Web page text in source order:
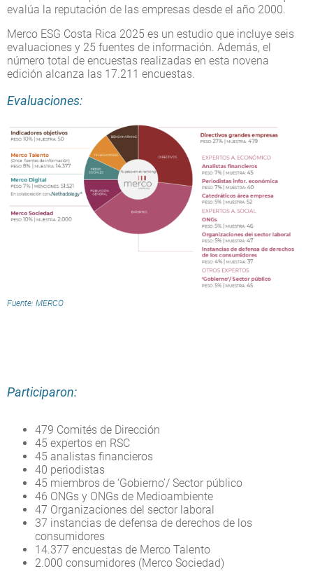
evalúa la reputación de las empresas desde el año 2000.
Merco ESG Costa Rica 2025 es un estudio que incluye seis
evaluaciones y 25 fuentes de información. Además, el
número total de encuestas realizadas en esta novena
edición alcanza las 17.211 encuestas.
Evaluaciones:
Fuente: MERCO
Participaron:
479 Comités de Dirección
45 expertos en RSC
45 analistas financieros
40 periodistas
45 miembros de ‘Gobierno’/ Sector público
46 ONGs y ONGs de Medioambiente
47 Organizaciones del sector laboral
37 instancias de defensa de derechos de los
consumidores
14.377 encuestas de Merco Talento
2.000 consumidores (Merco Sociedad)